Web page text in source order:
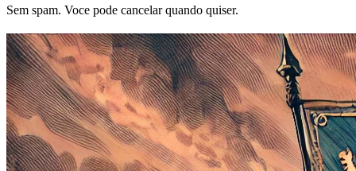
Sem spam. Voce pode cancelar quando quiser.